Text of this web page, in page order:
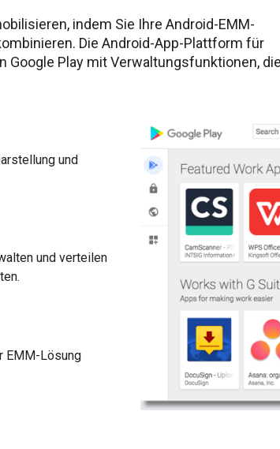
indem Sie Ihre Android-EMM-
Die Android-App-Plattform für
Google Play mit Verwaltungsfunktionen, die
und
und verteilen
EMM-Lösung